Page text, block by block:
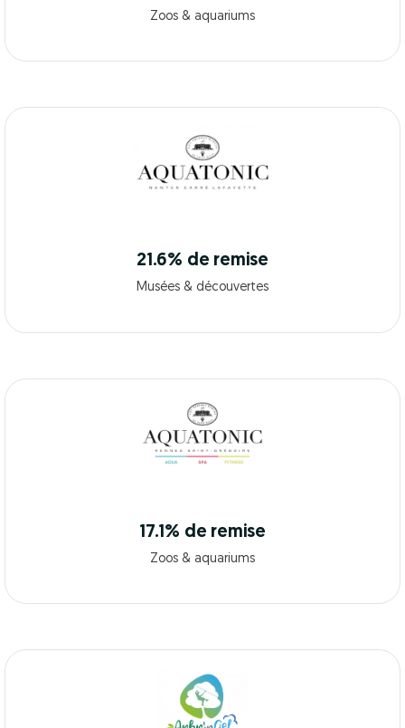
Zoos & aquariums
21.6% de remise
Musées & découvertes
17.1% de remise
Zoos & aquariums